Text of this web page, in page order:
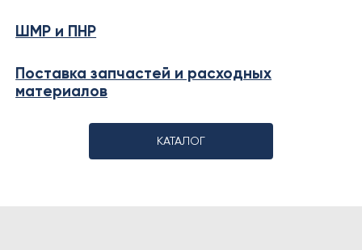
ШМР и ПНР
Поставка запчастей и расходных
материалов
КАТАЛОГ